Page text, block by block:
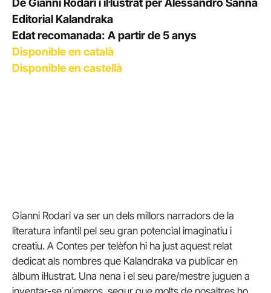
De Gianni Rodari i il·lustrat per Alessandro Sanna
Editorial Kalandraka
Edat recomanada: A partir de 5 anys
Disponible en català
Disponible en castellà
Gianni Rodari va ser un dels millors narradors de la
literatura infantil pel seu gran potencial imaginatiu i
creatiu. A Contes per telèfon hi ha just aquest relat
dedicat als nombres que Kalandraka va publicar en
àlbum il·lustrat. Una nena i el seu pare/mestre juguen a